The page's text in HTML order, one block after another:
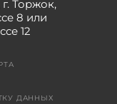
г. Торжок,
8 или
12
ДАННЫХ